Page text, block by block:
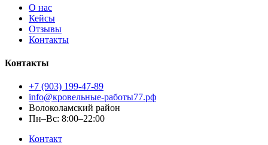
О нас
Кейсы
Отзывы
Контакты
Контакты
+7 (903) 199-47-89
info@кровельные-работы77.рф
Волоколамский район
Пн–Вс: 8:00–22:00
Контакт